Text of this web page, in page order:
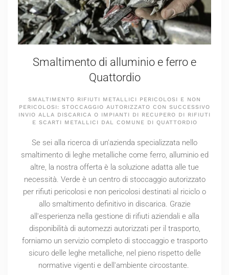
Smaltimento di alluminio e ferro e
Quattordio
SMALTIMENTO RIFIUTI METALLICI PERICOLOSI E NON
PERICOLOSI: STOCCAGGIO AUTORIZZATO CON SUCCESSIVO
INVIO ALLA DISCARICA O IMPIANTI DI RECUPERO DI RIFIUTI
E SCARTI METALLICI DAL COMUNE DI QUATTORDIO
Se sei alla ricerca di un'azienda specializzata nello
smaltimento di leghe metalliche come ferro, alluminio ed
altre, la nostra offerta è la soluzione adatta alle tue
necessità. Verde è un centro di stoccaggio autorizzato
per rifiuti pericolosi e non pericolosi destinati al riciclo o
allo smaltimento definitivo in discarica. Grazie
all'esperienza nella gestione di rifiuti aziendali e alla
disponibilità di automezzi autorizzati per il trasporto,
forniamo un servizio completo di stoccaggio e trasporto
sicuro delle leghe metalliche, nel pieno rispetto delle
normative vigenti e dell'ambiente circostante.